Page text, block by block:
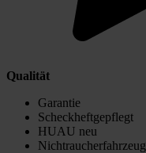
Qualität
Garantie
Scheckheftgepflegt
HUAU neu
Nichtraucherfahrzeug